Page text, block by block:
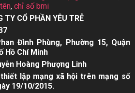
, chỉ số bmi
TY CỔ PHẦN YÊU TRẺ
Đình Phùng, Phường 15, Quận
Hồ Chí Minh
Hoàng Phượng Linh
thiết lập mạng xã hội trên mạng số
19/10/2015.